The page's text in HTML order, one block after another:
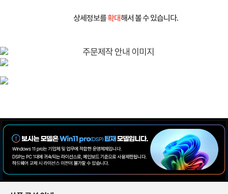
상세정보를확대해서 볼 수 있습니다.